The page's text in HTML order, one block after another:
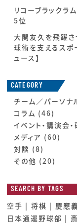
リコーブラック
5位
大関友久を飛躍
球術を支えるスポ
ュース】
CATEGORY
チーム／パーソナ
コラム (46)
イベント・講演会
メディア (60)
対談 (8)
その他 (20)
SEARCH BY TAGS
空手 将棋 慶應
日本通運野球部